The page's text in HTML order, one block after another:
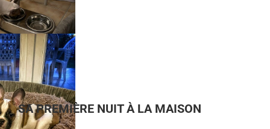
SA PREMIÈRE NUIT À LA MAISON